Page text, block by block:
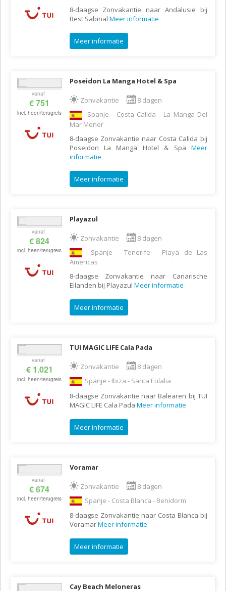
8-daagse Zonvakantie naar Andalusië bij
Best Sabinal Meer informatie
Meer informatie
vanaf
€ 751
incl. heen/terugreis
Poseidon La Manga Hotel & Spa
Zonvakantie
8 dagen
Spanje - Costa Calida - La Manga Del
Mar Menor
8-daagse Zonvakantie naar Costa Calida bij
Poseidon La Manga Hotel & Spa Meer
informatie
Meer informatie
vanaf
€ 824
incl. heen/terugreis
Playazul
Zonvakantie
8 dagen
Spanje - Tenerife - Playa de Las
Americas
8-daagse Zonvakantie naar Canarische
Eilanden bij Playazul Meer informatie
Meer informatie
vanaf
€ 1.021
incl. heen/terugreis
TUI MAGIC LIFE Cala Pada
Zonvakantie
8 dagen
Spanje - Ibiza - Santa Eulalia
8-daagse Zonvakantie naar Balearen bij TUI
MAGIC LIFE Cala Pada Meer informatie
Meer informatie
vanaf
€ 674
incl. heen/terugreis
Voramar
Zonvakantie
8 dagen
Spanje - Costa Blanca - Benidorm
8-daagse Zonvakantie naar Costa Blanca bij
VoramarMeer informatie
Meer informatie
Cay Beach Meloneras